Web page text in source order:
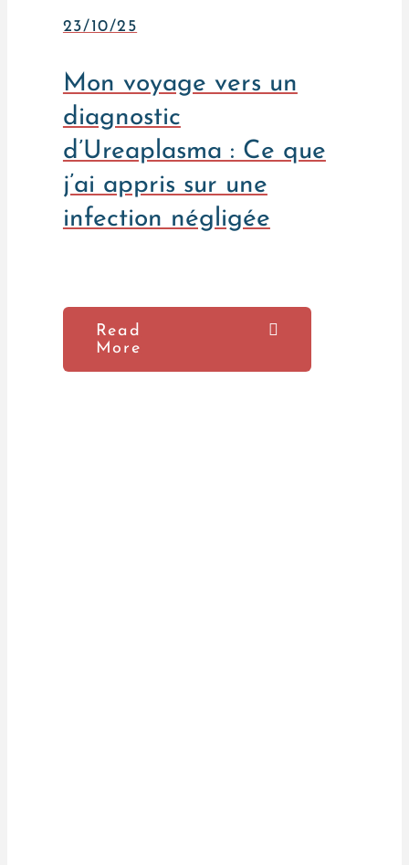
23/10/25
Mon voyage vers un
diagnostic
d’Ureaplasma : Ce que
j’ai appris sur une
infection négligée
Read
More